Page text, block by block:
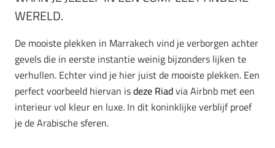
WERELD.
De mooiste plekken in Marrakech vind je verborgen achter
gevels die in eerste instantie weinig bijzonders lijken te
verhullen. Echter vind je hier juist de mooiste plekken. Een
perfect voorbeeld hiervan isdeze Riadvia Airbnb met een
interieur vol kleur en luxe. In dit koninklijke verblijf proef
je de Arabische sferen.